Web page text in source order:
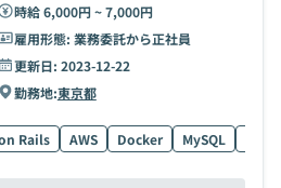
時給 6,000円 ~ 7,000円
雇用形態: 業務委託から正社員
更新日: 2023-12-22
勤務地:東京都
Rails AWS Docker MySQL